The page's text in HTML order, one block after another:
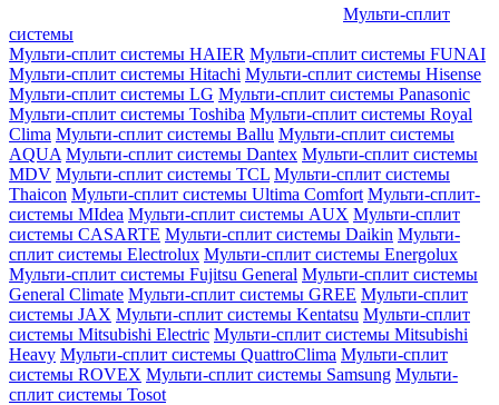
Мульти-сплит
системы
Мульти-сплит системы HAIER Мульти-сплит системы FUNAI
Мульти-сплит системы Hitachi Мульти-сплит системы Hisense
Мульти-сплит системы LG Мульти-сплит системы Panasonic
Мульти-сплит системы Toshiba Мульти-сплит системы Royal
Clima Мульти-сплит системы Ballu Мульти-сплит системы
AQUA Мульти-сплит системы Dantex Мульти-сплит системы
MDV Мульти-сплит системы TCL Мульти-сплит системы
Thaicon Мульти-сплит системы Ultima Comfort Мульти-сплит-
системы MIdea Мульти-сплит системы AUX Мульти-сплит
системы CASARTE Мульти-сплит системы Daikin Мульти-
сплит системы Electrolux Мульти-сплит системы Energolux
Мульти-сплит системы Fujitsu General Мульти-сплит системы
General Climate Мульти-сплит системы GREE Мульти-сплит
системы JAX Мульти-сплит системы Kentatsu Мульти-сплит
системы Mitsubishi Electric Мульти-сплит системы Mitsubishi
Heavy Мульти-сплит системы QuattroClima Мульти-сплит
системы ROVEX Мульти-сплит системы Samsung Мульти-
сплит системы Tosot